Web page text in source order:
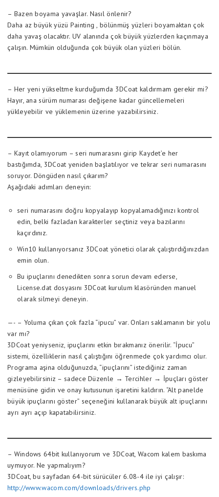
– Bazen boyama yavaşlar. Nasıl önlenir?
Daha az büyük yüzü Painting , bölünmüş yüzleri boyamaktan çok
daha yavaş olacaktır. UV alanında çok büyük yüzlerden kaçınmaya
çalışın. Mümkün olduğunda çok büyük olan yüzleri bölün.
– Her yeni yükseltme kurduğumda 3DCoat kaldırmam gerekir mi?
Hayır, ana sürüm numarası değişene kadar güncellemeleri
yükleyebilir ve yüklemenin üzerine yazabilirsiniz.
– Kayıt olamıyorum – seri numarasını girip Kaydet’e her
bastığımda, 3DCoat yeniden başlatılıyor ve tekrar seri numarasını
soruyor. Döngüden nasıl çıkarım?
Aşağıdaki adımları deneyin:
seri numarasını doğru kopyalayıp kopyalamadığınızı kontrol
edin, belki fazladan karakterler seçtiniz veya bazılarını
kaçırdınız.
Win10 kullanıyorsanız 3DCoat yönetici olarak çalıştırdığınızdan
emin olun.
Bu ipuçlarını denedikten sonra sorun devam ederse,
License.dat dosyasını 3DCoat kurulum klasöründen manuel
olarak silmeyi deneyin.
—- – Yoluma çıkan çok fazla “ipucu” var. Onları saklamanın bir yolu
var mı?
3DCoat yeniyseniz, ipuçlarını etkin bırakmanız önerilir. “İpucu”
sistemi, özelliklerin nasıl çalıştığını öğrenmede çok yardımcı olur.
Programa aşina olduğunuzda, “ipuçlarını” istediğiniz zaman
gizleyebilirsiniz – sadece Düzenle → Tercihler → İpuçları göster
menüsüne gidin ve onay kutusunun işaretini kaldırın. “Alt panelde
büyük ipuçlarını göster” seçeneğini kullanarak büyük alt ipuçlarını
ayrı ayrı açıp kapatabilirsiniz.
– Windows 64bit kullanıyorum ve 3DCoat, Wacom kalem baskıma
uymuyor. Ne yapmalıyım?
3DCoat, bu sayfadan 64-bit sürücüler 6.08-4 ile iyi çalışır:
http://www.wacom.com/downloads/drivers.php